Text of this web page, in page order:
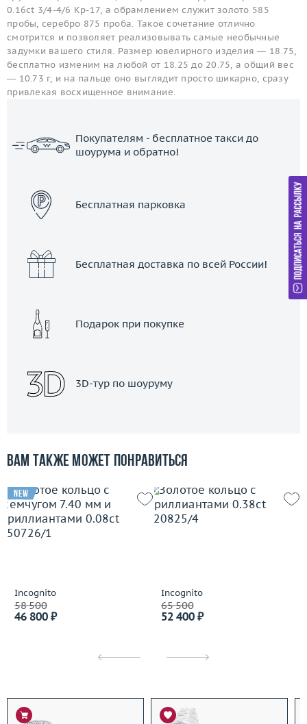
0.16ct 3/4-4/6 Кр-17, а обрамлением служит золото 585
пробы, серебро 875 проба. Такое сочетание отлично
смотрится и позволяет реализовывать самые необычные
задумки вашего стиля. Размер ювелирного изделия — 18.75,
бесплатно изменим на любой от 18.25 до 20.75, а общий вес
— 10.73 г, и на пальце оно выглядит просто шикарно, сразу
привлекая восхищенное внимание.
Покупателям - бесплатное такси до
шоурума и обратно!
Бесплатная парковка
Бесплатная доставка по всей России!
Подарок при покупке
3D-тур по шоуруму
Вам также может понравиться
Incognito
58 500
46 800 ₽
new
Incognito
65 500
52 400 ₽